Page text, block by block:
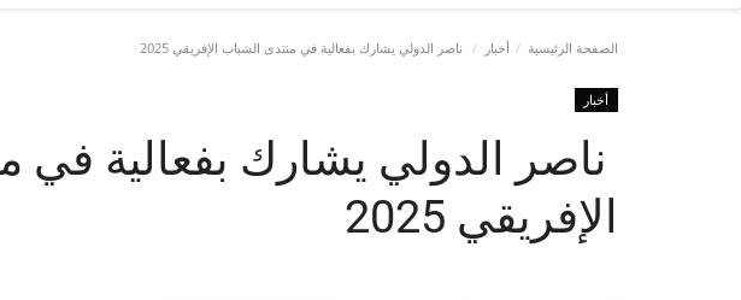
الصفحة الرئيسية أخبار ناصر الدولي يشارك بفعالية في منتدى الشباب الإفريقي 2025
أخبار
ناصر الدولي يشارك بفعالية في
الإفريقي 2025